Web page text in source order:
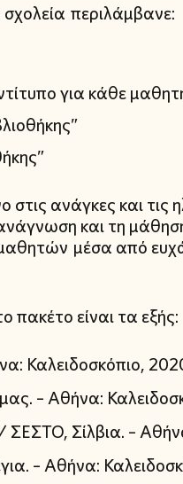
περιλάμβανε:
για κάθε
στις ανάγκες και
και τη
μέσα από
πακέτο είναι τα εξής:
Καλειδοσκόπιο,
– Αθήνα:
Σίλβια. –
– Αθήνα: